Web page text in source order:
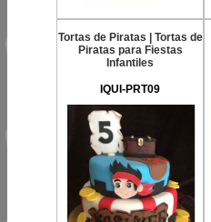
Tortas de Piratas | Tortas de
Piratas para Fiestas
Infantiles
IQUI-PRT09